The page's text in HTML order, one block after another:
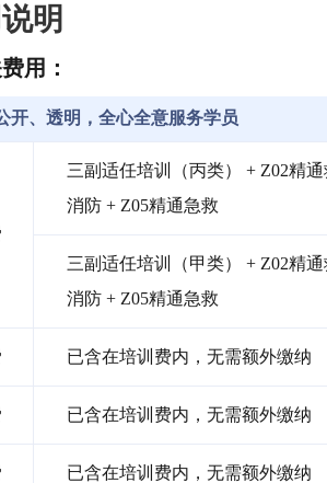
明
用：
开、透明，全心全意服务学员
三副适任培训（丙类） + Z02精
消防 + Z05精通急救
三副适任培训（甲类） + Z02精
消防 + Z05精通急救
已含在培训费内，无需额外缴纳
已含在培训费内，无需额外缴纳
已含在培训费内，无需额外缴纳